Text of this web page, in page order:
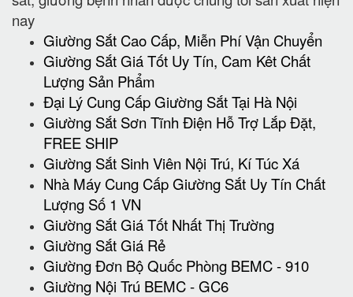
nay
Giường Sắt Cao Cấp, Miễn Phí Vận Chuyển
Giường Sắt Giá Tốt Uy Tín, Cam Kêt Chất
Lượng Sản Phẩm
Đại Lý Cung Cấp Giường Sắt Tại Hà Nội
Giường Sắt Sơn Tĩnh Điện Hỗ Trợ Lắp Đặt,
FREE SHIP
Giường Sắt Sinh Viên Nội Trú, Kí Túc Xá
Nhà Máy Cung Cấp Giường Sắt Uy Tín Chất
Lượng Số 1 VN
Giường Sắt Giá Tốt Nhất Thị Trường
Giường Sắt Giá Rẻ
Giường Đơn Bộ Quốc Phòng BEMC - 910
Giường Nội Trú BEMC - GC6